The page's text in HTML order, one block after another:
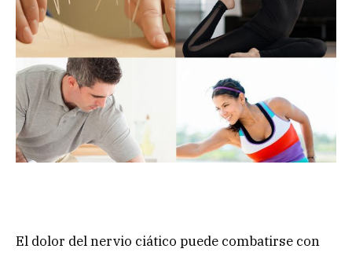
El dolor del nervio ciático puede combatirse con